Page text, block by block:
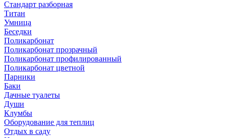
Стандарт разборная
Титан
Умница
Беседки
Поликарбонат
Поликарбонат прозрачный
Поликарбонат профилированный
Поликарбонат цветной
Парники
Баки
Дачные туалеты
Души
Клумбы
Оборудование для теплиц
Отдых в саду